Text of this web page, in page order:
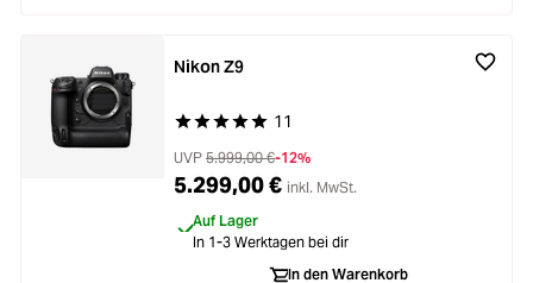
Durchschnittliche Bewertung von 5 von 5
11
Nikon Z9
UVP 5.999,00 €-12%
5.299,00 € inkl. MwSt.
Auf Lager
In 1-3 Werktagen bei dir
In den Warenkorb